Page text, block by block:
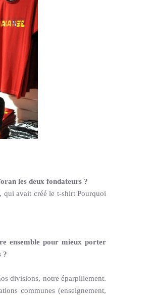
les deux fondateurs ?
avait créé le t-shirt Pourquoi
ensemble pour mieux porter
?
divisions, notre éparpillement.
communes (enseignement,